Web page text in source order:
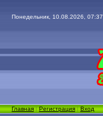
Понедельник, 10.08.2026, 07:37
Главная|Регистрация|Вход